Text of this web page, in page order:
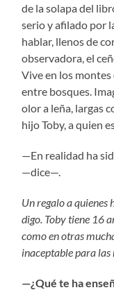
de la solapa del
serio y afilado por
hablar, llenos de
observadora, el
Vive en los
entre bosques.
olor a leña, largas
hijo Toby, a quien
—En realidad ha
—dice—.
Un regalo a quienes
digo. Toby tiene 16
como en otras
inaceptable para las
—¿Qué te ha